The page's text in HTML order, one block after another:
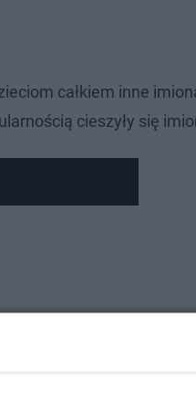
całkiem inne
cieszyły się